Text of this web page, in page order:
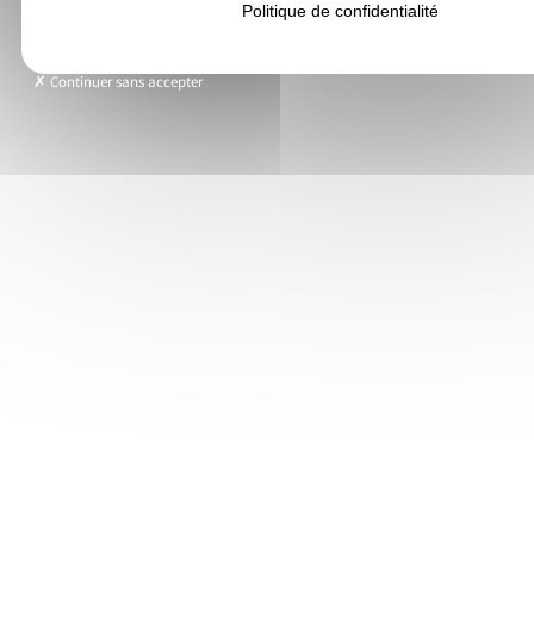
Politique de confidentialité
Continuer sans accepter